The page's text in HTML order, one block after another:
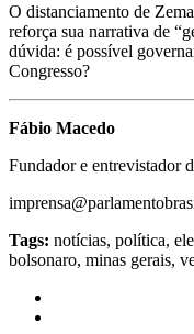
O distanciamento de
reforça sua narrativa de
dúvida: é possível
Congresso?
Fábio Macedo
Fundador e entrevistador
Tags: notícias, política,
bolsonaro, minas gerais,